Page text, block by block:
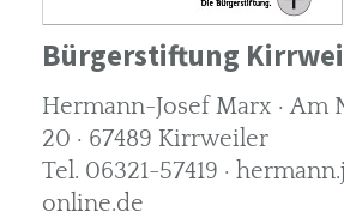
Bürgerstiftung
Hermann-Josef Marx · Am
20 · 67489 Kirrweiler
Tel. 06321-57419 ·
online.de